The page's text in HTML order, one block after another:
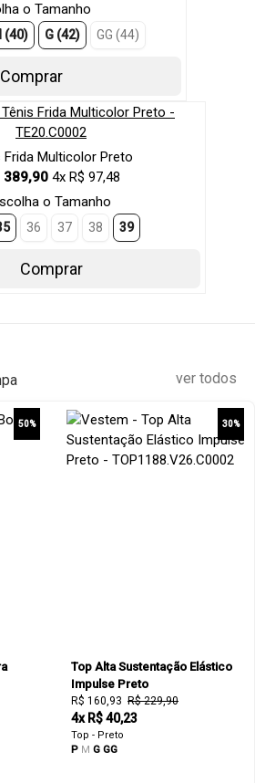
o Tamanho
(40) G (42) GG (44)
Comprar
Frida Multicolor Preto
389,90 4x R$ 97,48
o Tamanho
36 37 38 39
Comprar
ver todos
50% 30%
Top Alta Sustentação Elástico
Impulse Preto
R$ 160,93 R$ 229,90
4x R$ 40,23
Top - Preto
P M G GG